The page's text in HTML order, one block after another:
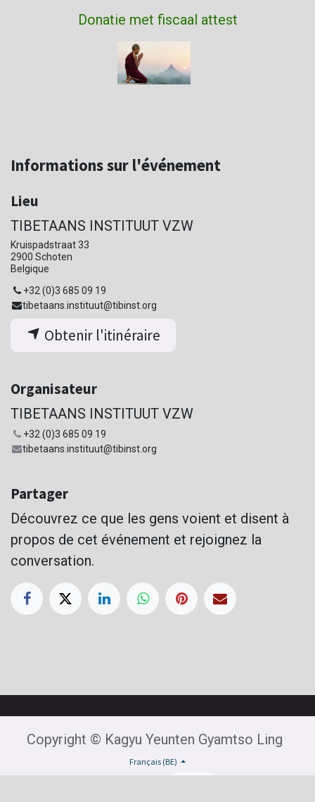
Donatie met fiscaal attest
Informations sur l'événement
Lieu
TIBETAANS INSTITUUT VZW
Kruispadstraat 33
2900 Schoten
Belgique
+32 (0)3 685 09 19
tibetaans.instituut@tibinst.org
Obtenir l'itinéraire
Organisateur
TIBETAANS INSTITUUT VZW
+32 (0)3 685 09 19
tibetaans.instituut@tibinst.org
Partager
Découvrez ce que les gens voient et disent à
propos de cet événement et rejoignez la
conversation.
Copyright © Kagyu Yeunten Gyamtso Ling
Français (BE)